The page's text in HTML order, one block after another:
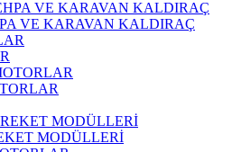
VE KARAVAN KALDIRAÇ
MODÜLLERİ